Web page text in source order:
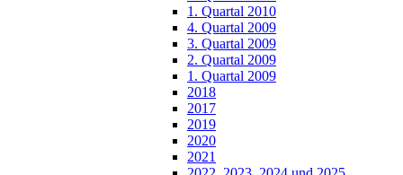
1. Quartal 2010
4. Quartal 2009
3. Quartal 2009
2. Quartal 2009
1. Quartal 2009
2018
2017
2019
2020
2021